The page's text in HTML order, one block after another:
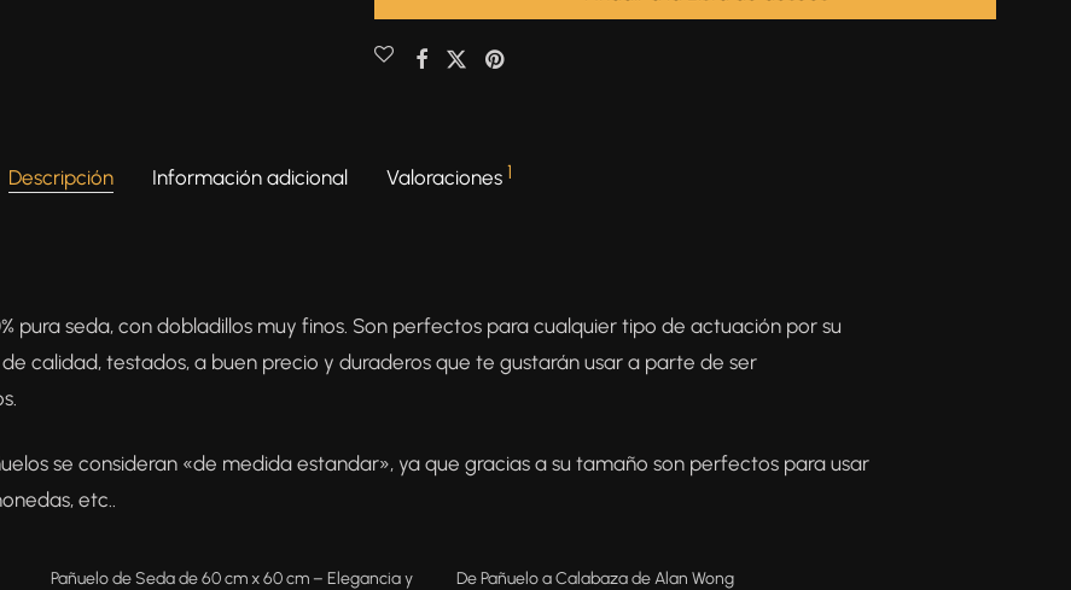
Descripción Información adicional Valoraciones 1
pura seda, con dobladillos muy finos. Son perfectos para cualquier tipo de actuación por su
calidad, testados, a buen precio y duraderos que te gustarán usar a parte de ser
se consideran «de medida estandar», ya que gracias a su tamaño son perfectos para usar
etc..
Pañuelo de Seda de 60 cm x 60 cm – Elegancia y
De Pañuelo a Calabaza de Alan Wong